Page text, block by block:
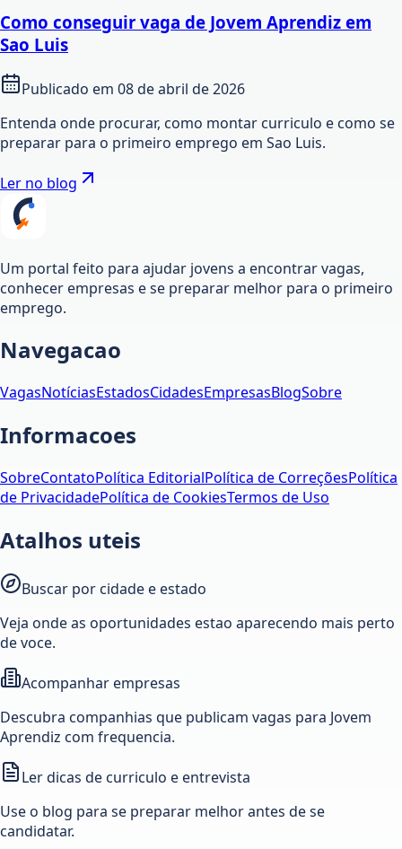
Como conseguir vaga de Jovem Aprendiz em
Sao Luis
Publicado em 08 de abril de 2026
Entenda onde procurar, como montar curriculo e como se
preparar para o primeiro emprego em Sao Luis.
Ler no blog
Um portal feito para ajudar jovens a encontrar vagas,
conhecer empresas e se preparar melhor para o primeiro
emprego.
Navegacao
VagasNotíciasEstadosCidadesEmpresasBlogSobre
Informacoes
SobreContatoPolítica EditorialPolítica de CorreçõesPolítica
de PrivacidadePolítica de CookiesTermos de Uso
Atalhos uteis
Buscar por cidade e estado
Veja onde as oportunidades estao aparecendo mais perto
de voce.
Acompanhar empresas
Descubra companhias que publicam vagas para Jovem
Aprendiz com frequencia.
Ler dicas de curriculo e entrevista
Use o blog para se preparar melhor antes de se
candidatar.